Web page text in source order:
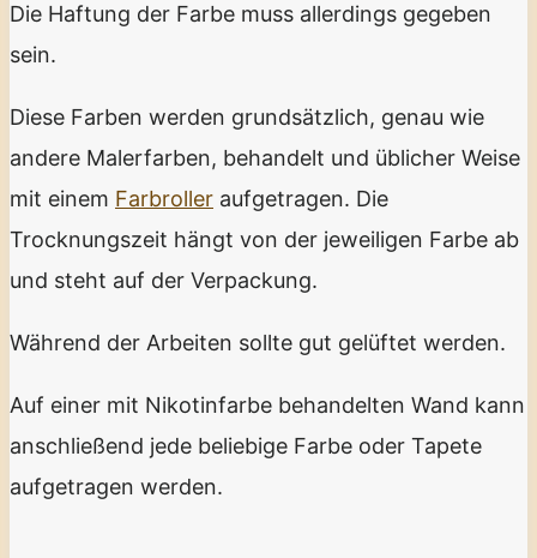
Die Haftung der Farbe muss allerdings gegeben
sein.
Diese Farben werden grundsätzlich, genau wie
andere Malerfarben, behandelt und üblicher Weise
mit einem Farbroller aufgetragen. Die
Trocknungszeit hängt von der jeweiligen Farbe ab
und steht auf der Verpackung.
Während der Arbeiten sollte gut gelüftet werden.
Auf einer mit Nikotinfarbe behandelten Wand kann
anschließend jede beliebige Farbe oder Tapete
aufgetragen werden.